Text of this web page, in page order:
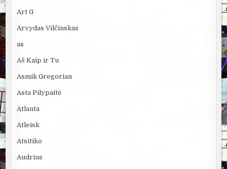
Art G
Arvydas Vilčinskas
as
Aš Kaip ir Tu
Asmik Gregorian
Asta Pilypaitė
Atlanta
Atleisk
Atsitiko
Audrius